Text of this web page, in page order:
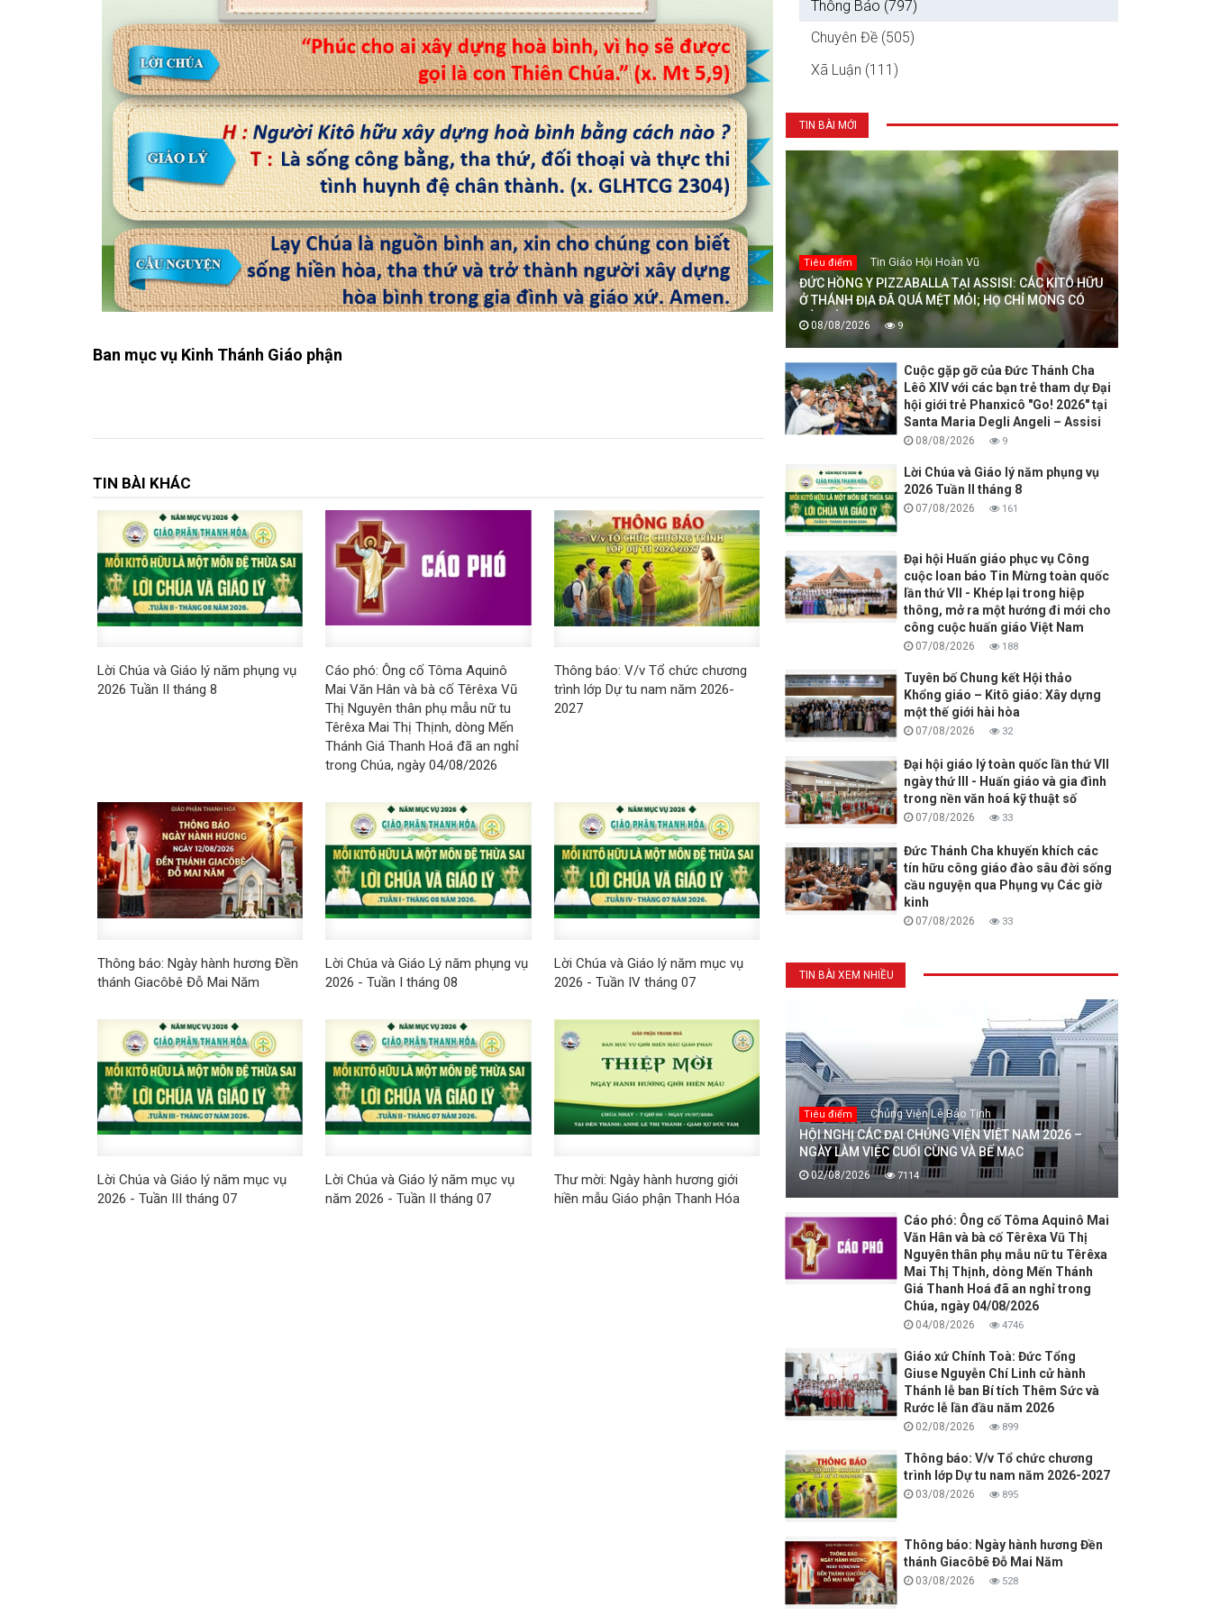
Ban mục vụ Kinh Thánh Giáo phận
TIN BÀI KHÁC
Lời Chúa và Giáo lý năm phụng vụ
2026 Tuần II tháng 8
Cáo phó: Ông cố Tôma Aquinô
Mai Văn Hân và bà cố Têrêxa Vũ
Thị Nguyên thân phụ mẫu nữ tu
Têrêxa Mai Thị Thịnh, dòng Mến
Thánh Giá Thanh Hoá đã an nghỉ
trong Chúa, ngày 04/08/2026
Thông báo: V/v Tổ chức chương
trình lớp Dự tu nam năm 2026-
2027
Thông báo: Ngày hành hương Đền
thánh Giacôbê Đỗ Mai Năm
Lời Chúa và Giáo Lý năm phụng vụ
2026 - Tuần I tháng 08
Lời Chúa và Giáo lý năm mục vụ
2026 - Tuần IV tháng 07
Lời Chúa và Giáo lý năm mục vụ
2026 - Tuần III tháng 07
Lời Chúa và Giáo lý năm mục vụ
năm 2026 - Tuần II tháng 07
Thư mời: Ngày hành hương giới
hiền mẫu Giáo phận Thanh Hóa
Thông Báo (797)
Chuyên Đề (505)
Xã Luận (111)
TIN BÀI MỚI
Tiêu điểm Tin Giáo Hội Hoàn Vũ
ĐỨC HỒNG Y PIZZABALLA TẠI ASSISI: CÁC KITÔ HỮU
Ở THÁNH ĐỊA ĐÃ QUÁ MỆT MỎI; HỌ CHỈ MONG CÓ
HÒA BÌNH
08/08/2026 9
Cuộc gặp gỡ của Đức Thánh Cha
Lêô XIV với các bạn trẻ tham dự Đại
hội giới trẻ Phanxicô "Go! 2026" tại
Santa Maria Degli Angeli – Assisi
08/08/2026 9
Lời Chúa và Giáo lý năm phụng vụ
2026 Tuần II tháng 8
07/08/2026 161
Đại hội Huấn giáo phục vụ Công
cuộc loan báo Tin Mừng toàn quốc
lần thứ VII - Khép lại trong hiệp
thông, mở ra một hướng đi mới cho
công cuộc huấn giáo Việt Nam
07/08/2026 188
Tuyên bố Chung kết Hội thảo
Khổng giáo – Kitô giáo: Xây dựng
một thế giới hài hòa
07/08/2026 32
Đại hội giáo lý toàn quốc lần thứ VII
ngày thứ III - Huấn giáo và gia đình
trong nền văn hoá kỹ thuật số
07/08/2026 33
Đức Thánh Cha khuyến khích các
tín hữu công giáo đào sâu đời sống
cầu nguyện qua Phụng vụ Các giờ
kinh
07/08/2026 33
TIN BÀI XEM NHIỀU
Tiêu điểm Chủng Viện Lê Bảo Tịnh
HỘI NGHỊ CÁC ĐẠI CHỦNG VIỆN VIỆT NAM 2026 –
NGÀY LÀM VIỆC CUỐI CÙNG VÀ BẾ MẠC
02/08/2026 7114
Cáo phó: Ông cố Tôma Aquinô Mai
Văn Hân và bà cố Têrêxa Vũ Thị
Nguyên thân phụ mẫu nữ tu Têrêxa
Mai Thị Thịnh, dòng Mến Thánh
Giá Thanh Hoá đã an nghỉ trong
Chúa, ngày 04/08/2026
04/08/2026 4746
Giáo xứ Chính Toà: Đức Tổng
Giuse Nguyễn Chí Linh cử hành
Thánh lễ ban Bí tích Thêm Sức và
Rước lễ lần đầu năm 2026
02/08/2026 899
Thông báo: V/v Tổ chức chương
trình lớp Dự tu nam năm 2026-2027
03/08/2026 895
Thông báo: Ngày hành hương Đền
thánh Giacôbê Đỗ Mai Năm
03/08/2026 528